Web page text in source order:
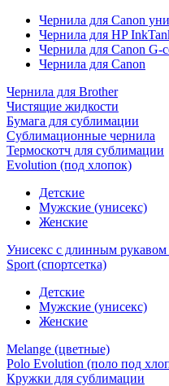
Чернила для Canon
Чернила для HP
Чернила для Canon G-
Чернила для Canon
Чернила для Brother
Чистящие жидкости
Бумага для сублимации
Сублимационные чернила
Термоскотч для сублимации
Evolution (под хлопок)
Детские
Мужские (унисекс)
Женские
Унисекс с длинным рукавом
Sport (спортсетка)
Детские
Мужские (унисекс)
Женские
Melange (цветные)
Polo Evolution (поло под
Кружки для сублимации